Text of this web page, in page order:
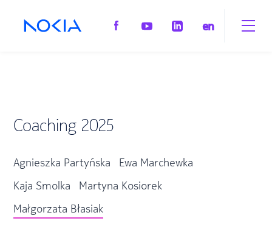
en
Coaching 2025
Agnieszka Partyńska
Ewa Marchewka
Kaja Smolka
Martyna Kosiorek
Małgorzata Błasiak